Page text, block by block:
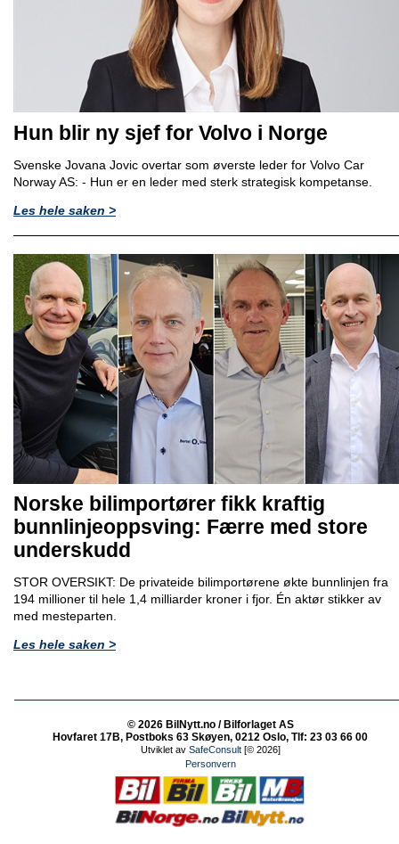
Hun blir ny sjef for Volvo i Norge
Svenske Jovana Jovic overtar som øverste leder for Volvo Car
Norway AS: - Hun er en leder med sterk strategisk kompetanse.
Les hele saken >
Norske bilimportører fikk kraftig
bunnlinjeoppsving: Færre med store
underskudd
STOR OVERSIKT: De privateide bilimportørene økte bunnlinjen fra
194 millioner til hele 1,4 milliarder kroner i fjor. Én aktør stikker av
med mesteparten.
Les hele saken >
© 2026 BilNytt.no / Bilforlaget AS
Hovfaret 17B, Postboks 63 Skøyen, 0212 Oslo, Tlf: 23 03 66 00
Utviklet av SafeConsult[© 2026]
Personvern